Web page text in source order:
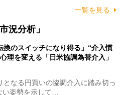
一覧を見る
況分析」
換のスイッチになり得る」“介入慣
理を変える「日米協調為替介入」
なる円買いの協調介入に踏み切っ
姿勢を示して…